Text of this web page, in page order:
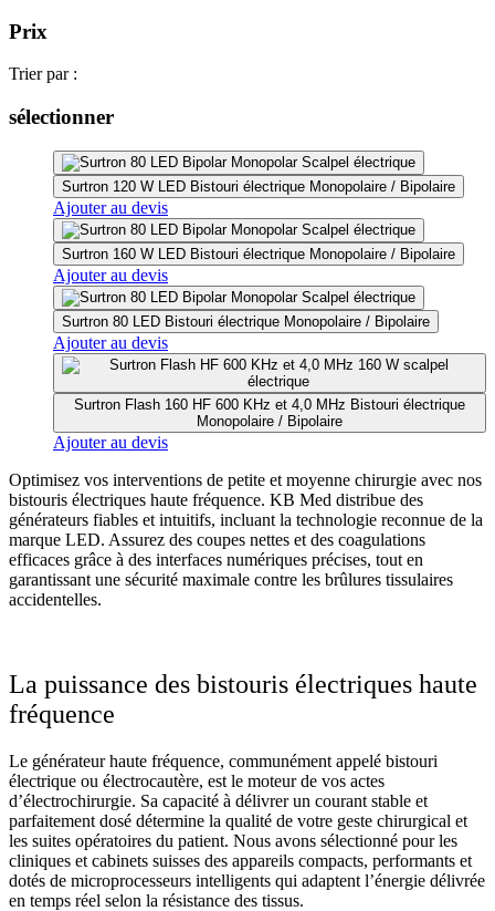
Prix
Trier par :
sélectionner
Surtron 120 W LED Bistouri électrique Monopolaire / Bipolaire
Ajouter au devis
Surtron 160 W LED Bistouri électrique Monopolaire / Bipolaire
Ajouter au devis
Surtron 80 LED Bistouri électrique Monopolaire / Bipolaire
Ajouter au devis
Surtron Flash 160 HF 600 KHz et 4,0 MHz Bistouri électrique
Monopolaire / Bipolaire
Ajouter au devis
Optimisez vos interventions de petite et moyenne chirurgie avec nos
bistouris électriques haute fréquence. KB Med distribue des
générateurs fiables et intuitifs, incluant la technologie reconnue de la
marque LED. Assurez des coupes nettes et des coagulations
efficaces grâce à des interfaces numériques précises, tout en
garantissant une sécurité maximale contre les brûlures tissulaires
accidentelles.
La puissance des bistouris électriques haute
fréquence
Le générateur haute fréquence, communément appelé bistouri
électrique ou électrocautère, est le moteur de vos actes
d’électrochirurgie. Sa capacité à délivrer un courant stable et
parfaitement dosé détermine la qualité de votre geste chirurgical et
les suites opératoires du patient. Nous avons sélectionné pour les
cliniques et cabinets suisses des appareils compacts, performants et
dotés de microprocesseurs intelligents qui adaptent l’énergie délivrée
en temps réel selon la résistance des tissus.